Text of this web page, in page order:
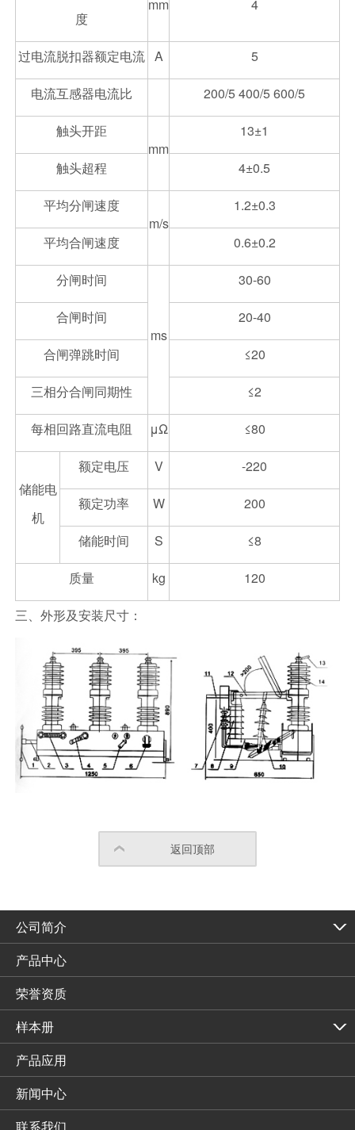
度
mm 4
过电流脱扣器额定电流 A 5
电流互感器电流比 200/5 400/5 600/5
触头开距
mm
13±1
触头超程 4±0.5
平均分闸速度
m/s
1.2±0.3
平均合闸速度 0.6±0.2
分闸时间
ms
30-60
合闸时间 20-40
合闸弹跳时间 ≤20
三相分合闸同期性 ≤2
每相回路直流电阻 μΩ ≤80
储能电
机
额定电压 V -220
额定功率 W 200
储能时间 S ≤8
质量 kg 120
三、外形及安装尺寸：
返回顶部
公司简介
产品中心
荣誉资质
样本册
产品应用
新闻中心